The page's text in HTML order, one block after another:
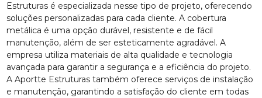
Estruturas é especializada nesse tipo de projeto, oferecendo
soluções personalizadas para cada cliente. A cobertura
metálica é uma opção durável, resistente e de fácil
manutenção, além de ser esteticamente agradável. A
empresa utiliza materiais de alta qualidade e tecnologia
avançada para garantir a segurança e a eficiência do projeto.
A Aportte Estruturas também oferece serviços de instalação
e manutenção, garantindo a satisfação do cliente em todas